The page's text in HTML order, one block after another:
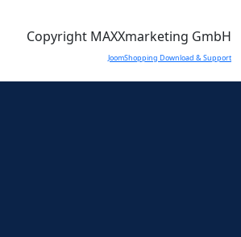
Copyright MAXXmarketing GmbH
JoomShopping Download & Support